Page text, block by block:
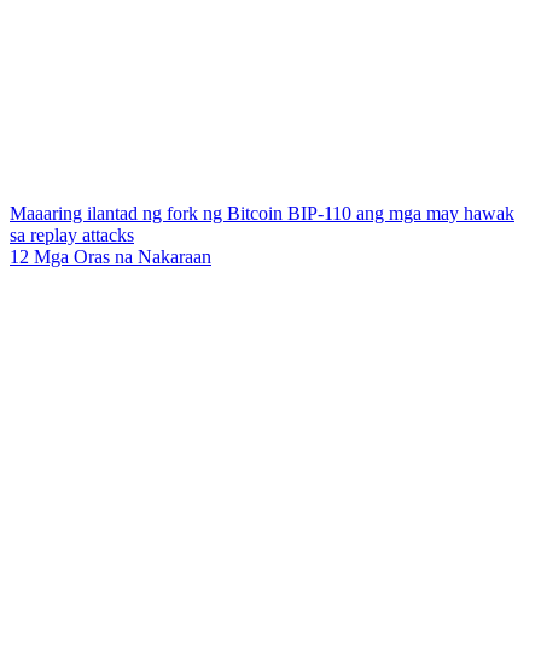
Maaaring ilantad ng fork ng Bitcoin BIP-110 ang mga may hawak
sa replay attacks
12 Mga Oras na Nakaraan